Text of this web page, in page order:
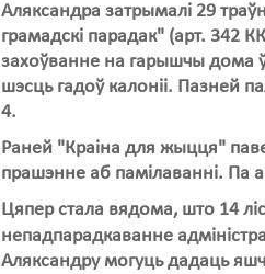
Аляксандра затрымалі 29
грамадскі парадак" (арт. 342
захоўванне на гарышчы дома
шэсць гадоў калоніі. Пазней
4.
Раней "Краіна для жыцця"
прашэнне аб памілаванні. Па
Цяпер стала вядома, што 14
непадпарадкаванне
Аляксандру могуць дадаць